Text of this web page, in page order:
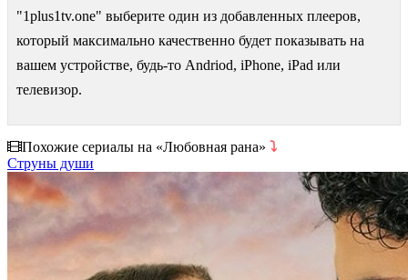
"1plus1tv.one" выберите один из добавленных плееров,
который максимально качественно будет показывать на
вашем устройстве, будь-то Andriod, iPhone, iPad или
телевизор.
Похожие сериалы на «Любовная рана» ⤵
Струны души